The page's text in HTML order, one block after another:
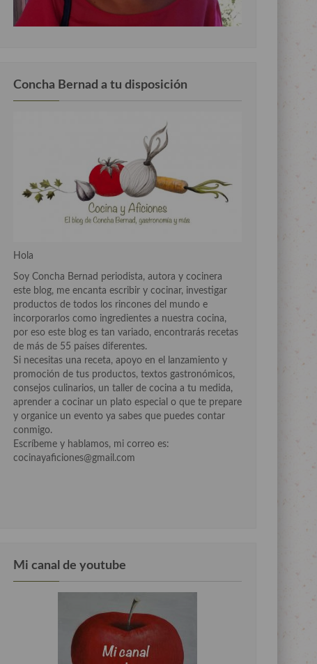
Concha Bernad a tu disposición
Hola
Soy Concha Bernad periodista, autora y cocinera
este blog, me encanta escribir y cocinar, investigar
productos de todos los rincones del mundo e
incorporarlos como ingredientes a nuestra cocina,
por eso este blog es tan variado, encontrarás recetas
de más de 55 países diferentes.
Si necesitas una receta, apoyo en el lanzamiento y
promoción de tus productos, textos gastronómicos,
consejos culinarios, un taller de cocina a tu medida,
aprender a cocinar un plato especial o que te prepare
y organice un evento ya sabes que puedes contar
conmigo.
Escríbeme y hablamos, mi correo es:
cocinayaficiones@gmail.com
Mi canal de youtube